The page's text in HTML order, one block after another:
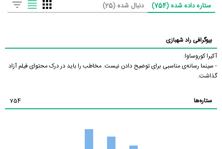
ستاره داده شده (754) دنبال شده (25)
بیوگرافی راد شهبازی
آکیرا کوروساوا:
- سینما رسانه‌ی مناسبی برای توضیح دادن نیست. مخاطب را باید در درک محتوای فیلم آزاد
گذاشت.
ستاره‌ها 754